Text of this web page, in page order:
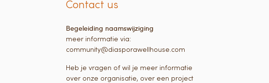
Contact us
Begeleiding naamswijziging
meer informatie via:
community@diasporawellhouse.com
Heb je vragen of wil je meer informatie
over onze organisatie, over een project